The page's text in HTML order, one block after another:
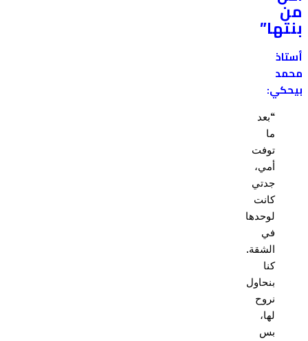
من
بنتها”
أستاذ
محمد
بيحكي:
“بعد
ما
توفت
أمي،
جدتي
كانت
لوحدها
في
الشقة.
كنا
بنحاول
نروح
لها،
بس